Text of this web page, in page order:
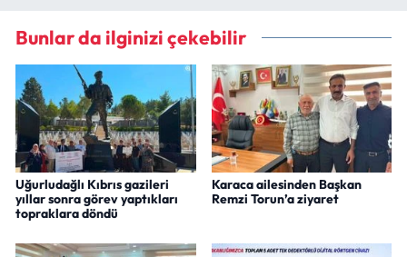
Bunlar da ilginizi çekebilir
Uğurludağlı Kıbrıs gazileri
yıllar sonra görev yaptıkları
topraklara döndü
Karaca ailesinden Başkan
Remzi Torun’a ziyaret